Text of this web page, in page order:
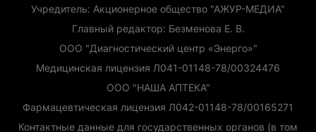
Учредитель: Акционерное общество "АЖУР-МЕДИА"
Главный редактор: Безменова Е. В.
ООО "Диагностический центр «Энерго»"
Медицинская лицензия Л041-01148-78/00324476
ООО "НАША АПТЕКА"
Фармацевтическая лицензия Л042-01148-78/00165271
Контактные данные для государственных органов (в том